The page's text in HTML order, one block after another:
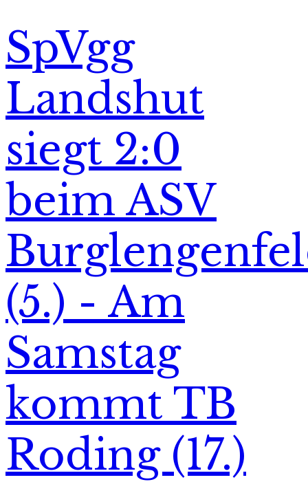
SpVgg
Landshut
siegt 2:0
beim ASV
(5.) - Am
Samstag
kommt TB
Roding (17.)